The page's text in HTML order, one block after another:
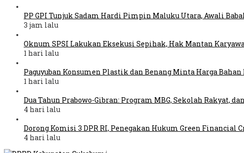
PP GPI Tunjuk Sadam Hardi Pimpin Maluku Utara, Awali
3 jam lalu
Oknum SPSI Lakukan Eksekusi Sepihak, Hak Mantan
1 hari lalu
Paguyuban Konsumen Plastik dan Benang Minta Harga
1 hari lalu
Dua Tahun Prabowo-Gibran: Program MBG, Sekolah Rakyat,
4 hari lalu
Dorong Komisi 3 DPR RI, Penegakan Hukum Green Financial
4 hari lalu